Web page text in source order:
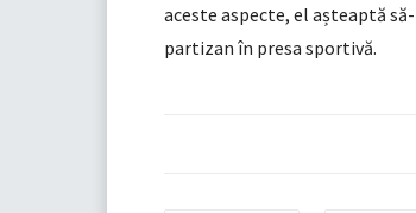
aceste aspecte, el așteaptă
partizan în presa sportivă.